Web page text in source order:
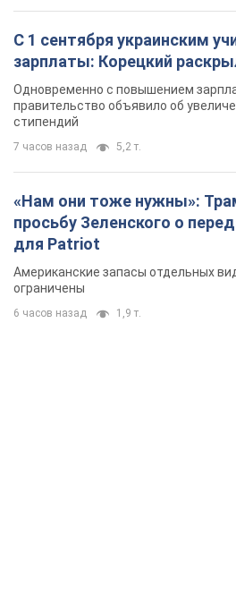
для Patriot
Американские запасы отдельных
ограничены